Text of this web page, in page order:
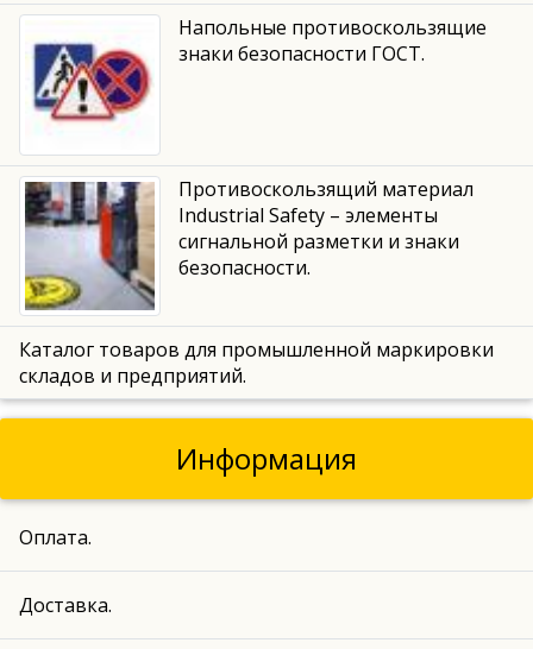
Напольные противоскользящие
знаки безопасности ГОСТ.
Противоскользящий материал
Industrial Safety – элементы
сигнальной разметки и знаки
безопасности.
Каталог товаров для промышленной маркировки
складов и предприятий.
Информация
Оплата.
Доставка.